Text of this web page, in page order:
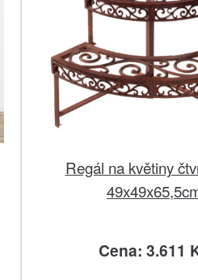
Regál na květiny
Cena: 3.611